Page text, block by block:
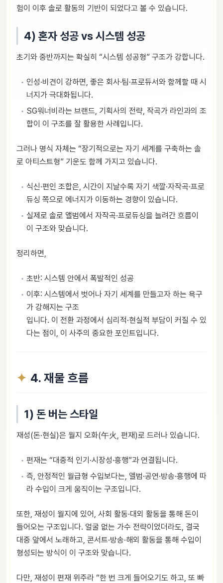
험이 이후 솔로 활동의 기반이 되었다고 볼 수 있습니다.
4) 혼자 성공 vs 시스템 성공
초기와 중반까지는 확실히 “시스템 성공형” 구조가 강합니다.
인성·비견이 강하면, 좋은 회사·팀·프로듀서와 함께할 때 시
너지가 극대화됩니다.
SG워너비라는 브랜드, 기획사의 전략, 작곡가 라인과의 조
합이 이 구조를 잘 활용한 사례입니다.
그러나 명식 자체는 “장기적으로는 자기 세계를 구축하는 솔
로 아티스트형” 기운도 함께 가지고 있습니다.
식신·편인 조합은, 시간이 지날수록 자기 색깔·자작곡·프로
듀싱 쪽으로 에너지가 이동하는 경향이 있습니다.
실제로 솔로 앨범에서 자작곡·프로듀싱을 늘려간 흐름이
이 구조와 맞습니다.
정리하면,
초반: 시스템 안에서 폭발적인 성공
이후: 시스템에서 벗어나 자기 세계를 만들고자 하는 욕구
가 강해지는 구조
입니다. 이 전환 과정에서 심리적·현실적 부담이 커질 수 있
다는 점이, 이 사주의 중요한 포인트입니다.
4. 재물 흐름
1) 돈 버는 스타일
재성(돈·현실)은 월지 오화(午火, 편재)로 드러나 있습니다.
편재는 “대중적 인기·시장성·흥행”과 연결됩니다.
즉, 안정적인 월급형 수입보다는, 앨범·공연·방송·흥행에 따
라 수입이 크게 움직이는 구조입니다.
또한, 재성이 월지에 있어, 사회 활동·대외 활동을 통해 돈이
들어오는 구조입니다. 얼굴 없는 가수 전략이었더라도, 결국
대중 앞에서 노래하고, 콘서트·방송·해외 활동을 통해 수입이
형성되는 방식이 이 구조와 맞습니다.
다만, 재성이 편재 위주라 “한 번 크게 들어오기도 하고, 또 빠